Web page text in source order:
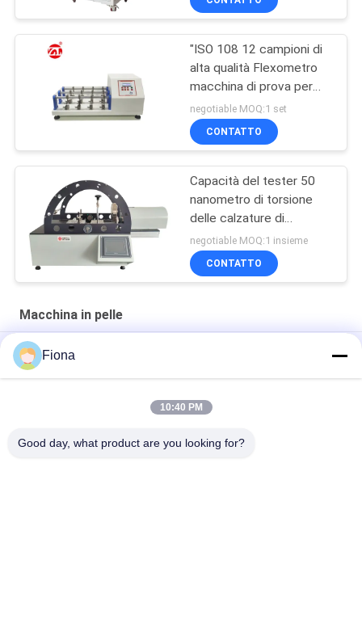
"ISO 108 12 campioni di
alta qualità Flexometro
macchina di prova per
tessuti / cuoio""
negotiable MOQ:1 set
CONTATTO
Capacità del tester 50
nanometro di torsione
delle calzature di
controllo dello SpA di
GB/T 32024
negotiable MOQ:1 insieme
CONTATTO
Macchina in pelle
4
M
"SATRA TM171 strumento di misura della penetrazione
Fiona
10:40 PM
Good day, what product are you looking for?